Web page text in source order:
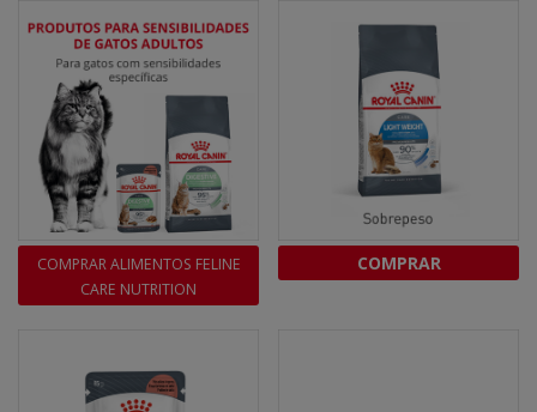
COMPRAR ALIMENTOS FELINE
CARE NUTRITION
COMPRAR